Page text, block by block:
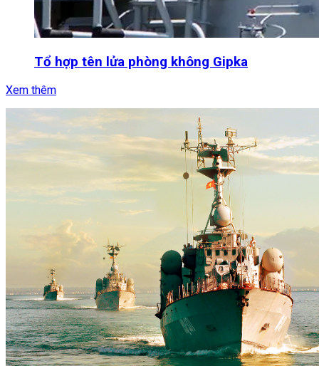
Tổ hợp tên lửa phòng không Gipka
Xem thêm